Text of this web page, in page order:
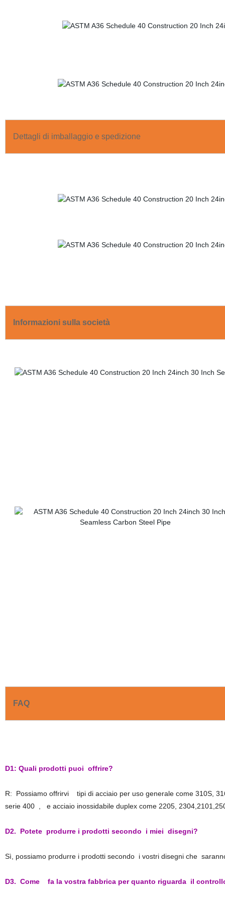
Dettagli di imballaggio e spedizione
Informazioni sulla società
FAQ
D1: Quali prodotti puoi offrire?
R: Possiamo offrirvi tipi di acciaio per uso generale come 310S,
serie 400 , e acciaio inossidabile duplex come 2205,
D2. Potete produrre i prodotti secondo i miei disegni?
Sì, possiamo produrre i prodotti secondo i vostri disegni che
D3. Come fa la vostra fabbrica per quanto riguarda il